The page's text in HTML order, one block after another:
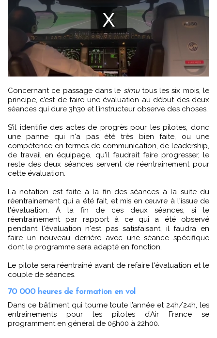
Concernant ce passage dans le simutous les six mois, le
principe, c’est de faire une évaluation au début des deux
séances qui dure 3h30 et l’instructeur observe des choses.
S’il identifie des actes de progrès pour les pilotes, donc
une panne qui n'a pas été très bien faite, ou une
compétence en termes de communication, de leadership,
de travail en équipage, qu'il faudrait faire progresser, le
reste des deux séances servent de réentrainement pour
cette évaluation.
La notation est faite à la fin des séances à la suite du
réentrainement qui a été fait, et mis en œuvre à l'issue de
l'évaluation. À la fin de ces deux séances, si le
réentrainement par rapport à ce qui a été observé
pendant l'évaluation n'est pas satisfaisant, il faudra en
faire un nouveau derrière avec une séance spécifique
dont le programme sera adapté en fonction.
Le pilote sera réentraîné avant de refaire l'évaluation et le
couple de séances.
70 000 heures de formation en vol
Dans ce bâtiment qui tourne toute l’année et 24h/24h, les
entraînements pour les pilotes d’Air France se
programment en général de 05h00 à 22h00.